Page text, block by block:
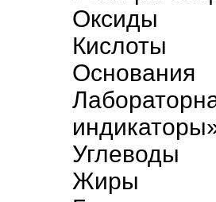
Оксиды
Кислоты
Основания
Углеводы
Жиры